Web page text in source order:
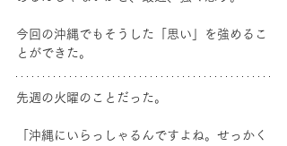
今回の沖縄でもそうした「思い」を強めるこ
とができた。
先週の火曜のことだった。
「沖縄にいらっしゃるんですよね。せっかく